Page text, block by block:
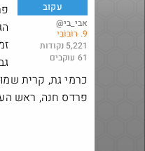
עקוב
@אבי_בי
9. רוֹבּוֹבִּי
5,221 נקודות
61 עוקבים
כרמי גת, קרית
פרדס חנה, ראש